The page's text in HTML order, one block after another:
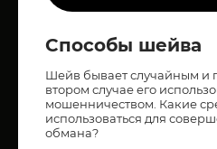
Способы шейва
Шейв бывает случайным и
втором случае его
мошенничеством. Какие
использоваться для
обмана?